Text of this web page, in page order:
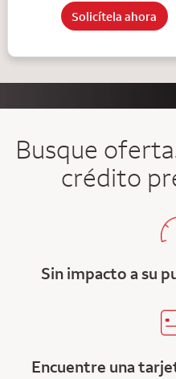
Solicítela ahora
Busque
crédito
Sin impacto a su
Encuentre una